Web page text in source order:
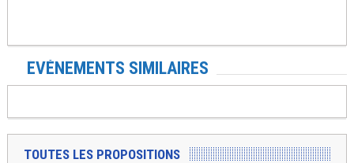
EVÉNEMENTS SIMILAIRES
TOUTES LES PROPOSITIONS